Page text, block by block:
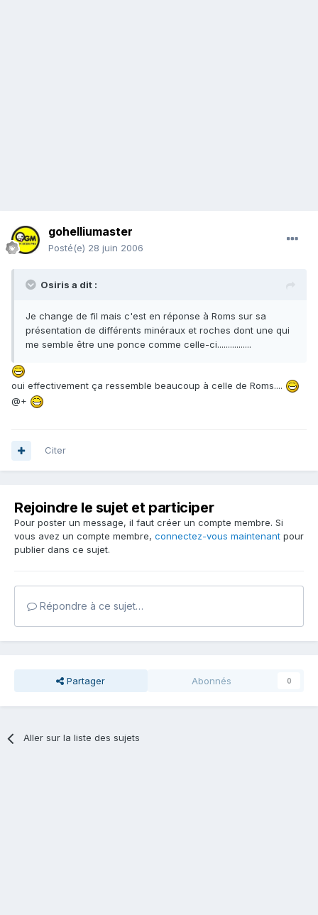
gohelliumaster
Posté(e) 28 juin 2006
Osiris a dit :
Je change de fil mais c'est en réponse à Roms sur sa
présentation de différents minéraux et roches dont une qui
me semble être une ponce comme celle-ci................
oui effectivement ça ressemble beaucoup à celle de Roms....
@+
Citer
Rejoindre le sujet et participer
Pour poster un message, il faut créer un compte membre. Si
vous avez un compte membre, connectez-vous maintenant pour
publier dans ce sujet.
Répondre à ce sujet…
Partager Abonnés 0
Aller sur la liste des sujets